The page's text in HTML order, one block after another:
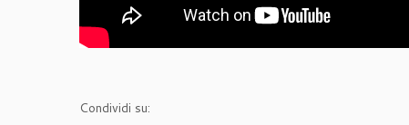
Condividi su: